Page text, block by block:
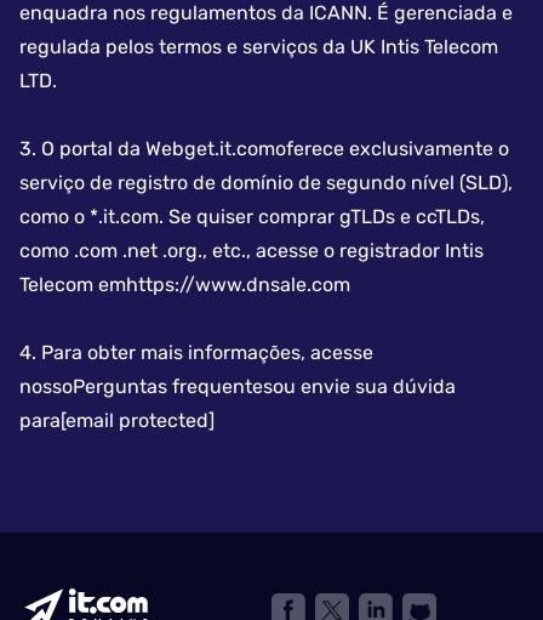
enquadra nos regulamentos da ICANN. É gerenciada e
regulada pelos termos e serviços da UK Intis Telecom
LTD.
3. O portal da Webget.it.comoferece exclusivamente o
serviço de registro de domínio de segundo nível (SLD),
como o *.it.com. Se quiser comprar gTLDs e ccTLDs,
como .com .net .org., etc., acesse o registrador Intis
Telecom emhttps://www.dnsale.com
4. Para obter mais informações, acesse
nossoPerguntas frequentesou envie sua dúvida
para[email protected]